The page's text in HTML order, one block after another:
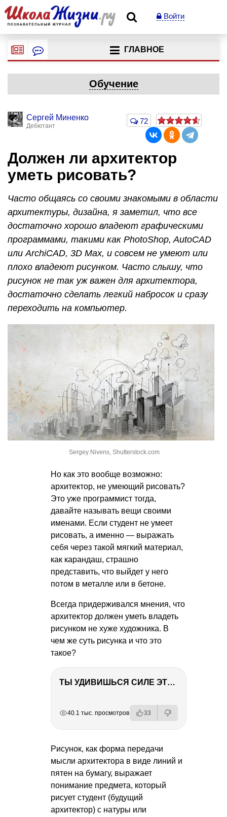
Войти
ГЛАВНОЕ
Обучение
Сергей Миненко
Дебютант
72
Должен ли архитектор
уметь рисовать?
Часто общаясь со своими знакомыми в области
архитектуры, дизайна, я заметил, что все
достаточно хорошо владеют графическими
программами, такими как PhotoShop, AutoCAD
или ArchiCAD, 3D Мax, и совсем не умеют или
плохо владеют рисунком. Часто слышу, что
рисунок не так уж важен для архитектора,
достаточно сделать легкий набросок и сразу
переходить на компьютер.
Sergey Nivens, Shutterstock.com
Но как это вообще возможно:
архитектор, не умеющий рисовать?
Это уже программист тогда,
давайте называть вещи своими
именами. Если студент не умеет
рисовать, а именно — выражать
себя через такой мягкий материал,
как карандаш, страшно
представить, что выйдет у него
потом в металле или в бетоне.
Всегда придерживался мнения, что
архитектор должен уметь владеть
рисунком не хуже художника. В
чем же суть рисунка и что это
такое?
ТЫ УДИВИШЬСЯ СИЛЕ ЭТО ЧЕЛОВЕКА! Блог о нашей поездке в Вышний Волочек
40.1 тыс. просмотров 33
Рисунок, как форма передачи
мысли архитектора в виде линий и
пятен на бумагу, выражает
понимание предмета, который
рисует студент (будущий
архитектор) с натуры или